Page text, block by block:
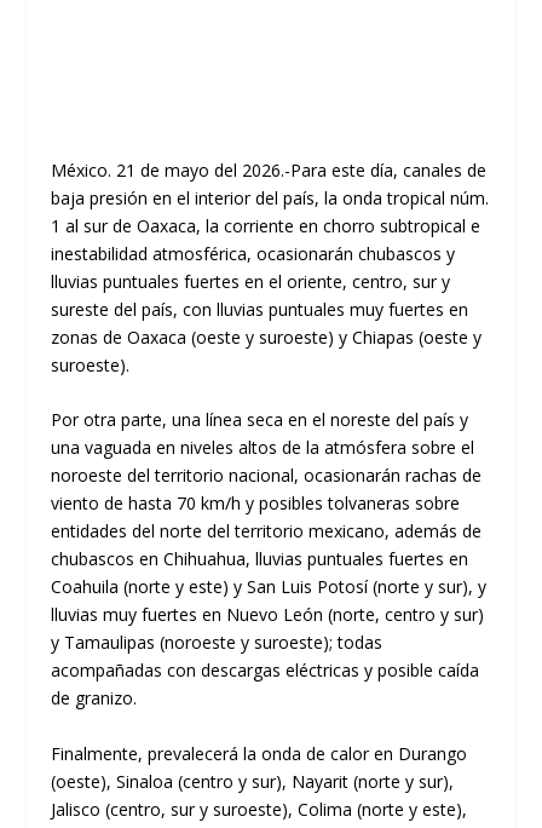
México. 21 de mayo del 2026.-Para este día, canales de
baja presión en el interior del país, la onda tropical núm.
1 al sur de Oaxaca, la corriente en chorro subtropical e
inestabilidad atmosférica, ocasionarán chubascos y
lluvias puntuales fuertes en el oriente, centro, sur y
sureste del país, con lluvias puntuales muy fuertes en
zonas de Oaxaca (oeste y suroeste) y Chiapas (oeste y
suroeste).
Por otra parte, una línea seca en el noreste del país y
una vaguada en niveles altos de la atmósfera sobre el
noroeste del territorio nacional, ocasionarán rachas de
viento de hasta 70 km/h y posibles tolvaneras sobre
entidades del norte del territorio mexicano, además de
chubascos en Chihuahua, lluvias puntuales fuertes en
Coahuila (norte y este) y San Luis Potosí (norte y sur), y
lluvias muy fuertes en Nuevo León (norte, centro y sur)
y Tamaulipas (noroeste y suroeste); todas
acompañadas con descargas eléctricas y posible caída
de granizo.
Finalmente, prevalecerá la onda de calor en Durango
(oeste), Sinaloa (centro y sur), Nayarit (norte y sur),
Jalisco (centro, sur y suroeste), Colima (norte y este),